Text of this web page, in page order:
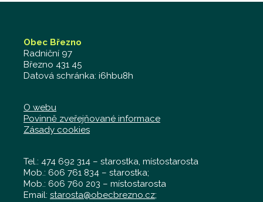
Obec Březno
Radniční 97
Březno 431 45
Datová schránka: i6hbu8h
O webu
Povinně zveřejňované informace
Zásady cookies
Tel.: 474 692 314 – starostka, místostarosta
Mob.: 606 761 834 – starostka;
Mob.: 606 760 203 – místostarosta
Email: starosta@obecbrezno.cz;